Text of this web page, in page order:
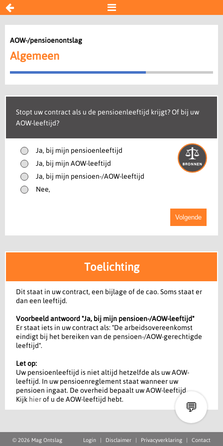
 
AOW-/pensioenbeding
AOW-opzegging
Opzegtermijn
Resultaat
Begin opnieuw
AOW-/pensioenontslag
Algemeen
Stopt uw contract als u de pensioenleeftijd krijgt? Of bij uw
AOW-leeftijd?
Ja, bij mijn pensioenleeftijd
Ja, bij mijn AOW-leeftijd
Ja, bij mijn pensioen-/AOW-leeftijd
Nee,
Volgende
Toelichting
Dit staat in uw contract, een bijlage of de cao. Soms staat er
dan een leeftijd.
Voorbeeld antwoord "Ja, bij mijn pensioen-/AOW-leeftijd"
Er staat iets in uw contract als: "De arbeidsovereenkomst
eindigt bij het bereiken van de pensioen-/AOW-gerechtigde
leeftijd".
Let op:
Uw pensioenleeftijd is niet altijd hetzelfde als uw AOW-
leeftijd. In uw pensioenreglement staat wanneer uw
pensioen ingaat. De overheid bepaalt uw AOW-leeftijd.
Kijk hierof u de AOW-leeftijd hebt.
© 2026 Mag Ontslag Contact
Privacyverklaring |
Disclaimer
Login
💬